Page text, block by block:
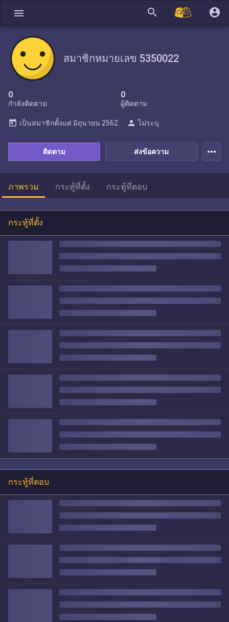
menu search account_circle
สมาชิกหมายเลข 5350022
0
กำลังติดตาม
0
ผู้ติดตาม
ส่งข้อความ
ติดตาม
today เป็นสมาชิกตั้งแต่ มิถุนายน 2562 person ไม่ระบุ
more_horiz
ภาพรวม กระทู้ที่ตั้ง กระทู้ที่ตอบ
กระทู้ที่ตั้ง
กระทู้ที่ตอบ